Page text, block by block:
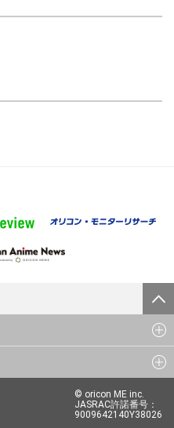
© oricon ME inc.
JASRAC許諾番号：
9009642140Y38026